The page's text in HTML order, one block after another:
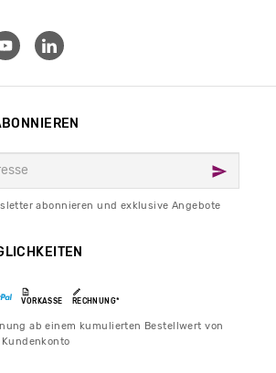
abonnieren und exklusive Angebote
VORKASSE RECHNUNG*
ab einem kumulierten Bestellwert von